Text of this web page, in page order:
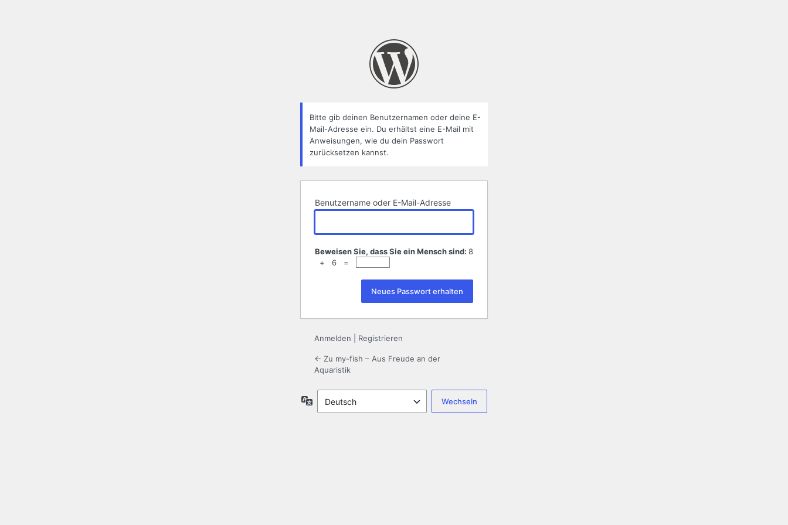
Bitte gib deinen Benutzernamen oder deine E-
Mail-Adresse ein. Du erhältst eine E-Mail mit
Anweisungen, wie du dein Passwort
zurücksetzen kannst.
Benutzername oder E-Mail-Adresse
Beweisen Sie, dass Sie ein Mensch sind: 8
+ 6 =
Anmelden Registrieren
← Zu my-fish – Aus Freude an der
Aquaristik
Sprache